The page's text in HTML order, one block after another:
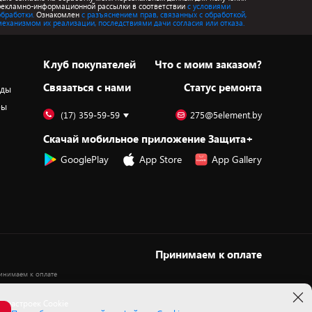
информационной рассылки в соответствиис условиями
Ознакомлен с разъяснением прав, связанных с обработкой,
их реализации, последствиями дачи согласия или отказа.
Клуб покупателей
Cвязаться с нами
Что с моим заказом?
Статус ремонта
(17) 359-59-59 275@5element.by
Скачай мобильное приложение Защита+
GooglePlay App Store App Gallery
Принимаем к оплате
Cookie